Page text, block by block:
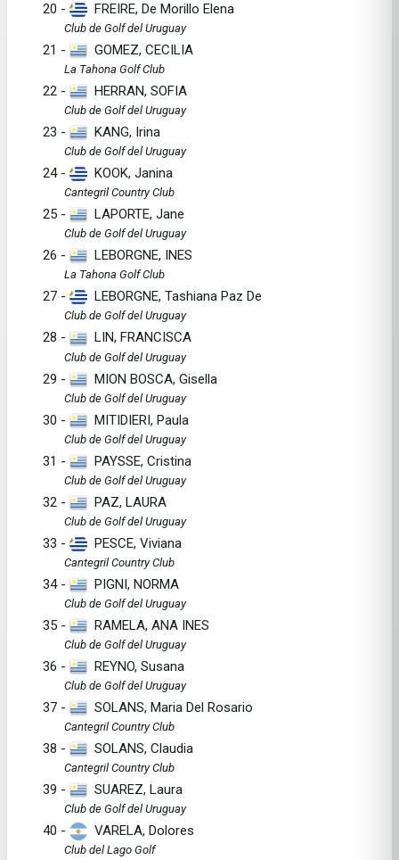
20 - FREIRE, De Morillo Elena
Club de Golf del Uruguay
21 - GOMEZ, CECILIA
La Tahona Golf Club
22 - HERRAN, SOFIA
Club de Golf del Uruguay
23 - KANG, Irina
Club de Golf del Uruguay
24 - KOOK, Janina
Cantegril Country Club
25 - LAPORTE, Jane
Club de Golf del Uruguay
26 - LEBORGNE, INES
La Tahona Golf Club
27 - LEBORGNE, Tashiana Paz De
Club de Golf del Uruguay
28 - LIN, FRANCISCA
Club de Golf del Uruguay
29 - MION BOSCA, Gisella
Club de Golf del Uruguay
30 - MITIDIERI, Paula
Club de Golf del Uruguay
31 - PAYSSE, Cristina
Club de Golf del Uruguay
32 - PAZ, LAURA
Club de Golf del Uruguay
33 - PESCE, Viviana
Cantegril Country Club
34 - PIGNI, NORMA
Club de Golf del Uruguay
35 - RAMELA, ANA INES
Club de Golf del Uruguay
36 - REYNO, Susana
Club de Golf del Uruguay
37 - SOLANS, Maria Del Rosario
Cantegril Country Club
38 - SOLANS, Claudia
Cantegril Country Club
39 - SUAREZ, Laura
Club de Golf del Uruguay
40 - VARELA, Dolores
Club del Lago Golf